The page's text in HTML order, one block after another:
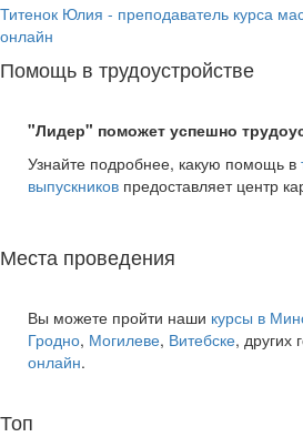
Титенок Юлия - преподаватель курса
онлайн
Помощь в трудоустройстве
"Лидер" поможет успешно
Узнайте подробнее, какую помощь в
выпускников предоставляет центр
Места проведения
Вы можете пройти наши курсы в
Гродно, Могилеве, Витебске, других
онлайн.
Топ